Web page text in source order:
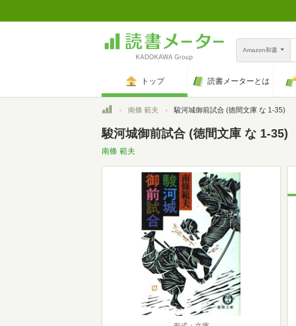
Amazon和書
トップ 読書メーターとは
トップ南條 範夫 駿河城御前試合 (徳間文庫 な 1-35)
駿河城御前試合 (徳間文庫 な 1-35)
南條 範夫